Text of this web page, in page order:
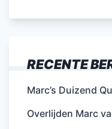
RECENTE
Marc’s Duizend
Overlijden Marc